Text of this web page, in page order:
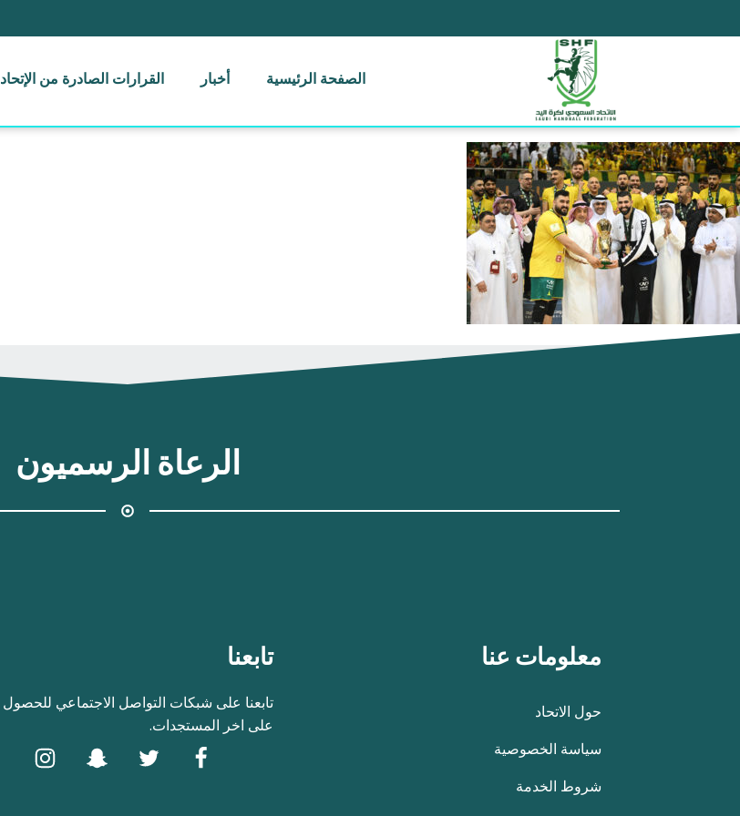
الصفحة الرئيسية أخبار القرارات الصادرة من الإتحاد
الرعاة الرسميون
معلومات عنا
حول الاتحاد
سياسة الخصوصية
شروط الخدمة
تابعنا
تابعنا على شبكات التواصل الاجتماعي للحصول
على اخر المستجدات.